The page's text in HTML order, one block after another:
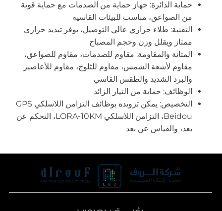
حماية الدائرة: جهاز حماية من الصدمات مع حماية قوية
من الصواعق، مناسب للبيئات القاسية
التقنية: طلاء حراري عالي التوصيل، يوفر تبديد حراري
ممتاز ويقلل وزن وحجم المصباح
المتانة والمقاومة: مقاوم للصدمات، مقاوم للصواعق،
مقاوم لأشعة الشمس، مقاوم للثلوج، مقاوم للأعاصير
والبرد الشديد والطقس القاسي
الوظائف: حماية من التيار الزائد
التخصيص: يمكن تزويده بوظائف التزامن اللاسلكي GPS
Beidou، التزامن اللاسلكي LORA-10KM، التحكم عن
بعد، والقياس عن بعد